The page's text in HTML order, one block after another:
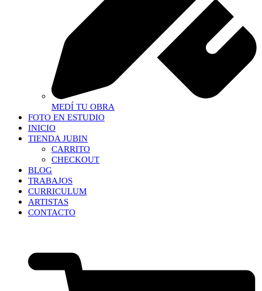
MEDÍ TU OBRA
FOTO EN ESTUDIO
INICIO
TIENDA JUBIN
CARRITO
CHECKOUT
BLOG
TRABAJOS
CURRICULUM
ARTISTAS
CONTACTO